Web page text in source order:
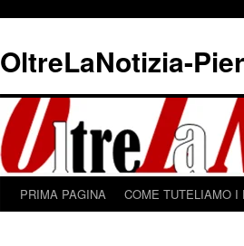
contenuto
OltreLaNotizia-
PRIMA PAGINA COME TUTELIAMO I